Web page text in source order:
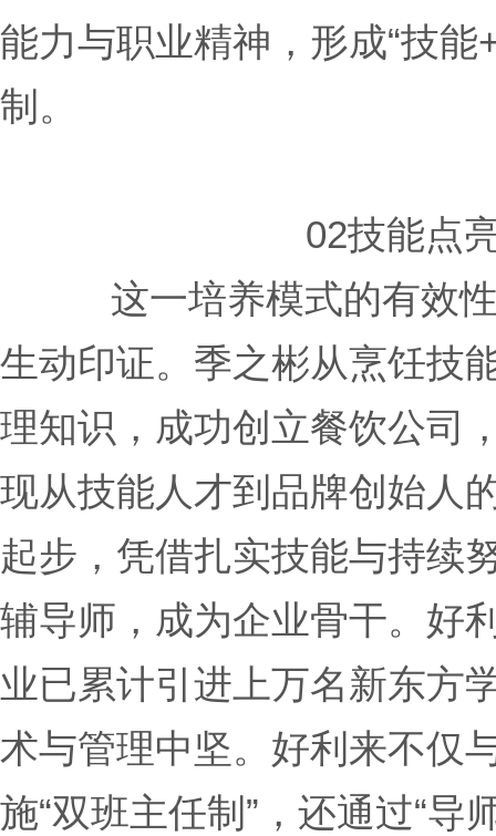
能力与职业精神，形成“技能
制。
02技能点
这一培养模式的有效
生动印证。季之彬从烹饪技
理知识，成功创立餐饮公司
现从技能人才到品牌创始人
起步，凭借扎实技能与持续
辅导师，成为企业骨干。好
业已累计引进上万名新东方
术与管理中坚。好利来不仅
施“双班主任制”，还通过“导